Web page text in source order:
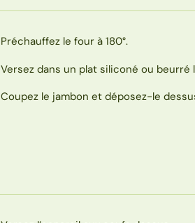
Préchauffez le four à 180°.
Versez dans un plat siliconé ou
Coupez le jambon et déposez-le